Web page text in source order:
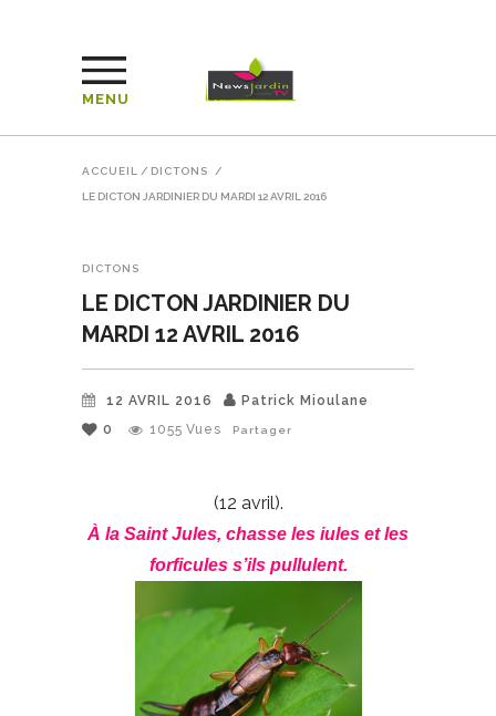
MENU
ACCUEIL / DICTONS /
LE DICTON JARDINIER DU MARDI 12 AVRIL 2016
DICTONS
LE DICTON JARDINIER DU
MARDI 12 AVRIL 2016
12 AVRIL 2016
Patrick Mioulane
0
1055 Vues Partager
(12 avril).
À la Saint Jules, chasse les iules et les
forficules s’ils pullulent.